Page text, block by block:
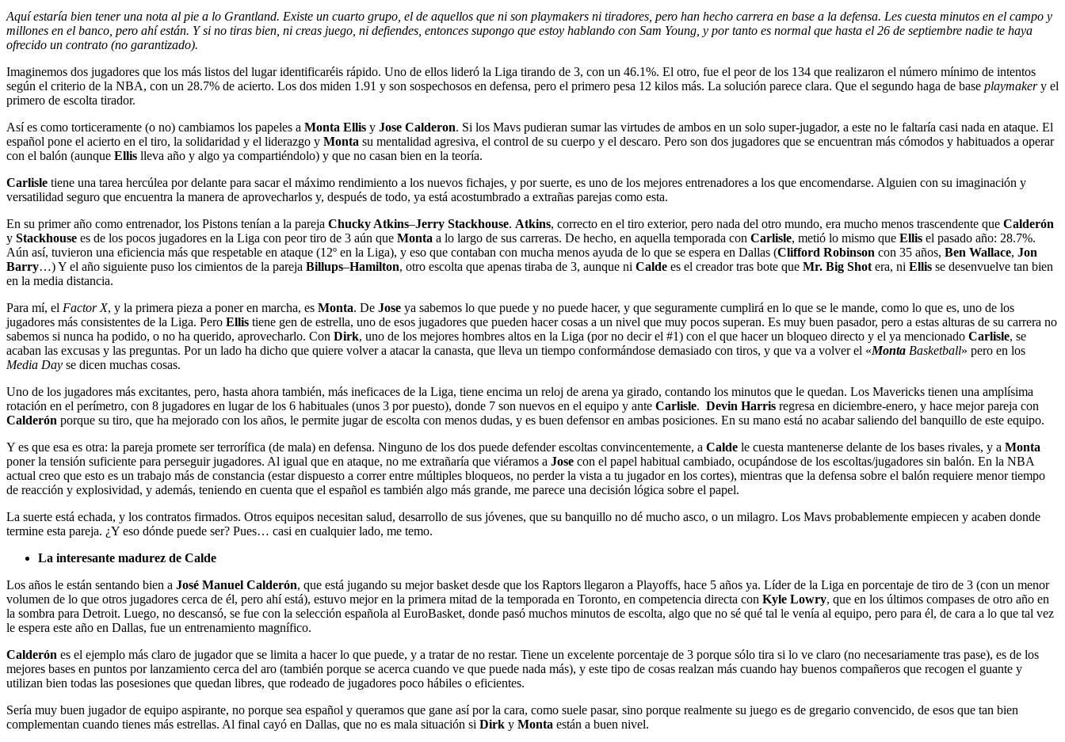
Aquí estaría bien tener una nota al pie a lo Grantland. Existe un cuarto grupo, el de aquellos que ni son playmakers ni tiradores, pero han hecho carrera en base a la defensa. Les cuesta minutos en el campo y
millones en el banco, pero ahí están. Y si no tiras bien, ni creas juego, ni defiendes, entonces supongo que estoy hablando con Sam Young, y por tanto es normal que hasta el 26 de septiembre nadie te haya
ofrecido un contrato (no garantizado).
Imaginemos dos jugadores que los más listos del lugar identificaréis rápido. Uno de ellos lideró la Liga tirando de 3, con un 46.1%. El otro, fue el peor de los 134 que realizaron el número mínimo de intentos
según el criterio de la NBA, con un 28.7% de acierto. Los dos miden 1.91 y son sospechosos en defensa, pero el primero pesa 12 kilos más. La solución parece clara. Que el segundo haga de base playmakery el
primero de escolta tirador.
Así es como torticeramente (o no) cambiamos los papeles a Monta Ellis y Jose Calderon. Si los Mavs pudieran sumar las virtudes de ambos en un solo super-jugador, a este no le faltaría casi nada en ataque. El
español pone el acierto en el tiro, la solidaridad y el liderazgo y Monta su mentalidad agresiva, el control de su cuerpo y el descaro. Pero son dos jugadores que se encuentran más cómodos y habituados a operar
con el balón (aunque Ellis lleva año y algo ya compartiéndolo) y que no casan bien en la teoría.
Carlisle tiene una tarea hercúlea por delante para sacar el máximo rendimiento a los nuevos fichajes, y por suerte, es uno de los mejores entrenadores a los que encomendarse. Alguien con su imaginación y
versatilidad seguro que encuentra la manera de aprovecharlos y, después de todo, ya está acostumbrado a extrañas parejas como esta.
En su primer año como entrenador, los Pistons tenían a la pareja Chucky Atkins–Jerry Stackhouse. Atkins, correcto en el tiro exterior, pero nada del otro mundo, era mucho menos trascendente que Calderón
y Stackhouse es de los pocos jugadores en la Liga con peor tiro de 3 aún que Monta a lo largo de sus carreras. De hecho, en aquella temporada con Carlisle, metió lo mismo que Ellis el pasado año: 28.7%.
Aún así, tuvieron una eficiencia más que respetable en ataque (12º en la Liga), y eso que contaban con mucha menos ayuda de lo que se espera en Dallas (Clifford Robinson con 35 años, Ben Wallace, Jon
Barry…) Y el año siguiente puso los cimientos de la pareja Billups–Hamilton, otro escolta que apenas tiraba de 3, aunque ni Calde es el creador tras bote que Mr. Big Shot era, ni Ellis se desenvuelve tan bien
en la media distancia.
Para mí, el Factor X, y la primera pieza a poner en marcha, es Monta. De Jose ya sabemos lo que puede y no puede hacer, y que seguramente cumplirá en lo que se le mande, como lo que es, uno de los
jugadores más consistentes de la Liga. Pero Ellis tiene gen de estrella, uno de esos jugadores que pueden hacer cosas a un nivel que muy pocos superan. Es muy buen pasador, pero a estas alturas de su carrera no
sabemos si nunca ha podido, o no ha querido, aprovecharlo. Con Dirk, uno de los mejores hombres altos en la Liga (por no decir el #1) con el que hacer un bloqueo directo y el ya mencionado Carlisle, se
acaban las excusas y las preguntas. Por un lado ha dicho que quiere volver a atacar la canasta, que lleva un tiempo conformándose demasiado con tiros, y que va a volver el «Monta Basketball» pero en los
Media Day se dicen muchas cosas.
Uno de los jugadores más excitantes, pero, hasta ahora también, más ineficaces de la Liga, tiene encima un reloj de arena ya girado, contando los minutos que le quedan. Los Mavericks tienen una amplísima
rotación en el perímetro, con 8 jugadores en lugar de los 6 habituales (unos 3 por puesto), donde 7 son nuevos en el equipo y ante Carlisle. Devin Harris regresa en diciembre-enero, y hace mejor pareja con
Calderón porque su tiro, que ha mejorado con los años, le permite jugar de escolta con menos dudas, y es buen defensor en ambas posiciones. En su mano está no acabar saliendo del banquillo de este equipo.
Y es que esa es otra: la pareja promete ser terrorífica (de mala) en defensa. Ninguno de los dos puede defender escoltas convincentemente, a Calde le cuesta mantenerse delante de los bases rivales, y a Monta
poner la tensión suficiente para perseguir jugadores. Al igual que en ataque, no me extrañaría que viéramos a Jose con el papel habitual cambiado, ocupándose de los escoltas/jugadores sin balón. En la NBA
actual creo que esto es un trabajo más de constancia (estar dispuesto a correr entre múltiples bloqueos, no perder la vista a tu jugador en los cortes), mientras que la defensa sobre el balón requiere menor tiempo
de reacción y explosividad, y además, teniendo en cuenta que el español es también algo más grande, me parece una decisión lógica sobre el papel.
La suerte está echada, y los contratos firmados. Otros equipos necesitan salud, desarrollo de sus jóvenes, que su banquillo no dé mucho asco, o un milagro. Los Mavs probablemente empiecen y acaben donde
termine esta pareja. ¿Y eso dónde puede ser? Pues… casi en cualquier lado, me temo.
La interesante madurez de Calde
Los años le están sentando bien a José Manuel Calderón, que está jugando su mejor basket desde que los Raptors llegaron a Playoffs, hace 5 años ya. Líder de la Liga en porcentaje de tiro de 3 (con un menor
volumen de lo que otros jugadores cerca de él, pero ahí está), estuvo mejor en la primera mitad de la temporada en Toronto, en competencia directa con Kyle Lowry, que en los últimos compases de otro año en
la sombra para Detroit. Luego, no descansó, se fue con la selección española al EuroBasket, donde pasó muchos minutos de escolta, algo que no sé qué tal le venía al equipo, pero para él, de cara a lo que tal vez
le espera este año en Dallas, fue un entrenamiento magnífico.
Calderón es el ejemplo más claro de jugador que se limita a hacer lo que puede, y a tratar de no restar. Tiene un excelente porcentaje de 3 porque sólo tira si lo ve claro (no necesariamente tras pase), es de los
mejores bases en puntos por lanzamiento cerca del aro (también porque se acerca cuando ve que puede nada más), y este tipo de cosas realzan más cuando hay buenos compañeros que recogen el guante y
utilizan bien todas las posesiones que quedan libres, que rodeado de jugadores poco hábiles o eficientes.
Sería muy buen jugador de equipo aspirante, no porque sea español y queramos que gane así por la cara, como suele pasar, sino porque realmente su juego es de gregario convencido, de esos que tan bien
complementan cuando tienes más estrellas. Al final cayó en Dallas, que no es mala situación si Dirk y Monta están a buen nivel.